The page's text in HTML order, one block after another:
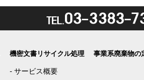
機密文書リサイクル処理
- サービス概要
事業系廃棄物の